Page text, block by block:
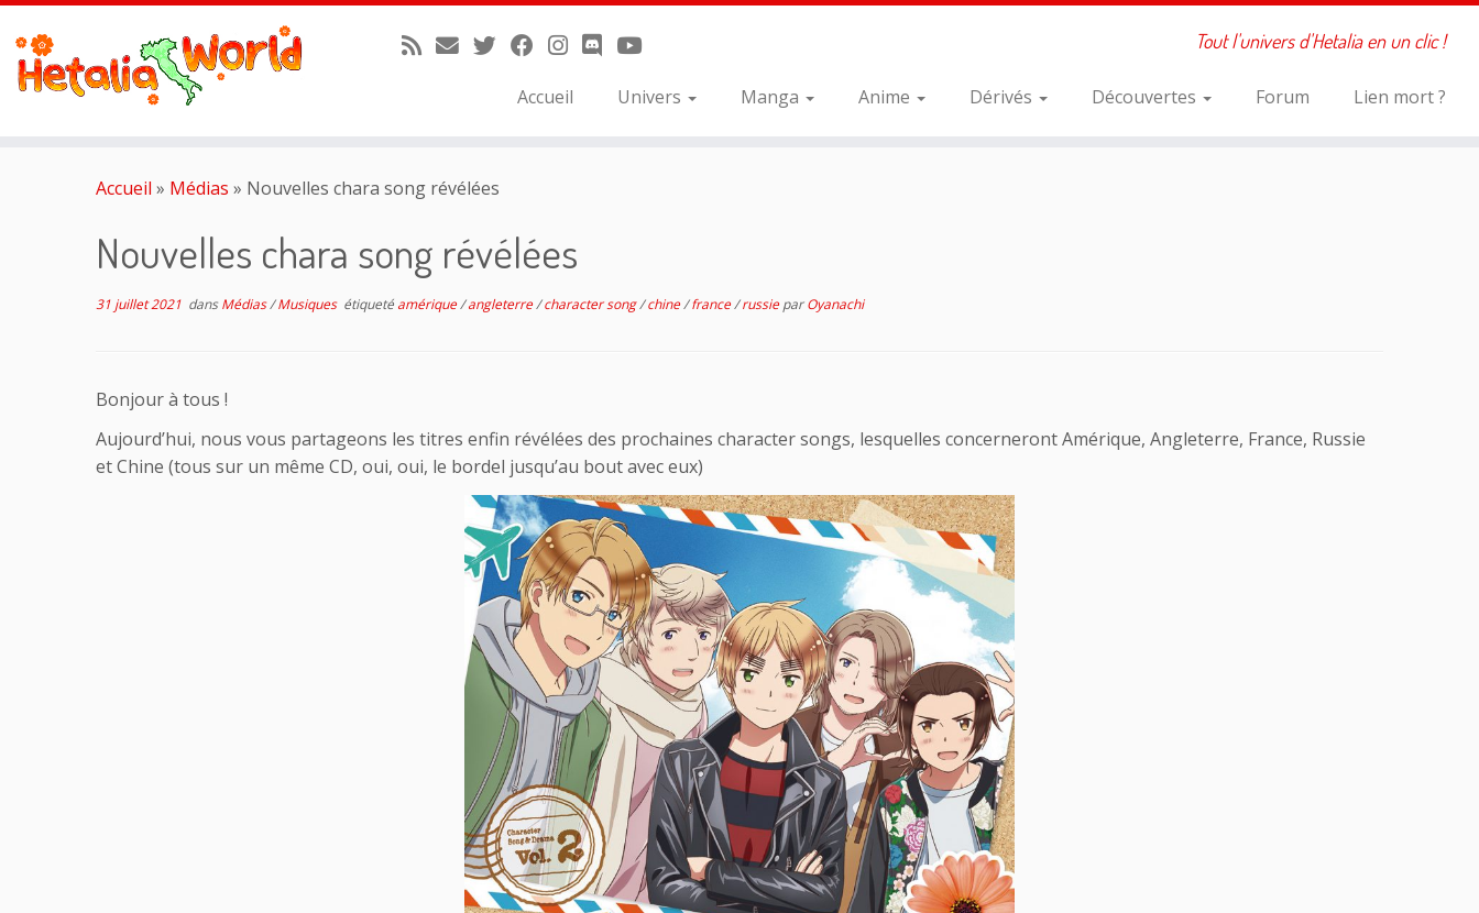
Tout l'univers d'Hetalia en un clic !
Accueil Univers Manga Anime Dérivés Découvertes Forum Lien mort ?
Accueil » Médias » Nouvelles chara song révélées
Nouvelles chara song révélées
31 juillet 2021 dansMédias/Musiques étiqueté amérique/angleterre/character song/chine/france/russieparOyanachi
Bonjour à tous !
Aujourd’hui, nous vous partageons les titres enfin révélées des prochaines character songs, lesquelles concerneront Amérique, Angleterre, France, Russie
et Chine (tous sur un même CD, oui, oui, le bordel jusqu’au bout avec eux)